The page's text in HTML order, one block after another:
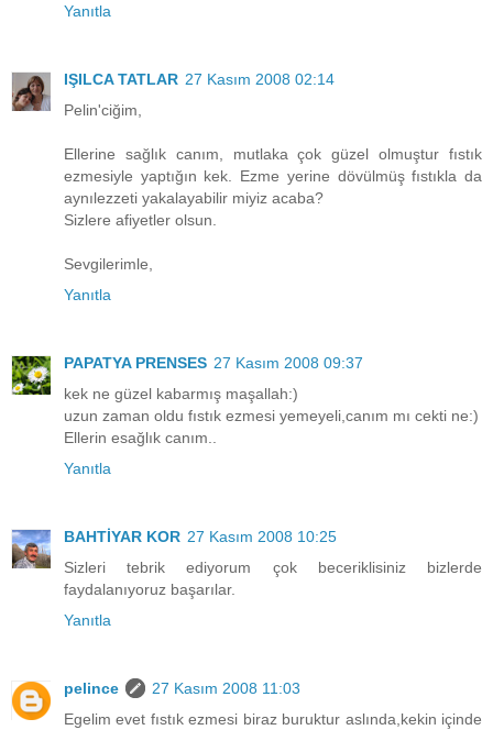
Yanıtla
IŞILCA TATLAR 27 Kasım 2008 02:14
Pelin'ciğim,
Ellerine sağlık canım, mutlaka çok güzel olmuştur fıstık
ezmesiyle yaptığın kek. Ezme yerine dövülmüş fıstıkla da
aynılezzeti yakalayabilir miyiz acaba?
Sizlere afiyetler olsun.
Sevgilerimle,
Yanıtla
PAPATYA PRENSES 27 Kasım 2008 09:37
kek ne güzel kabarmış maşallah:)
uzun zaman oldu fıstık ezmesi yemeyeli,canım mı cekti ne:)
Ellerin esağlık canım..
Yanıtla
BAHTİYAR KOR 27 Kasım 2008 10:25
Sizleri tebrik ediyorum çok beceriklisiniz bizlerde
faydalanıyoruz başarılar.
Yanıtla
pelince
27 Kasım 2008 11:03
Egelim evet fıstık ezmesi biraz buruktur aslında,kekin içinde